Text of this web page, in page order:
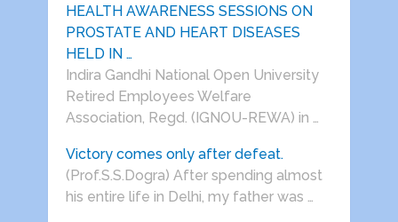
HEALTH AWARENESS SESSIONS ON
PROSTATE AND HEART DISEASES
HELD IN …
Indira Gandhi National Open University
Retired Employees Welfare
Association, Regd. (IGNOU-REWA) in …
Victory comes only after defeat.
(Prof.S.S.Dogra) After spending almost
his entire life in Delhi, my father was …